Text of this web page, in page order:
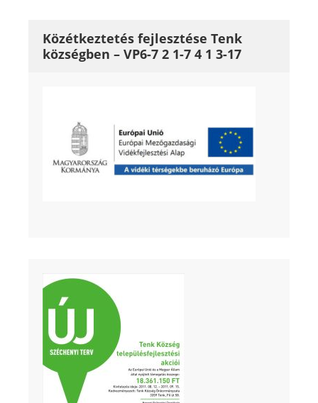
Közétkeztetés fejlesztése Tenk
községben – VP6-7 2 1-7 4 1 3-17